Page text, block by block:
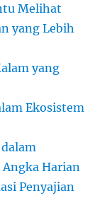
Melihat
yang Lebih
yang
Ekosistem
Harian
Penyajian